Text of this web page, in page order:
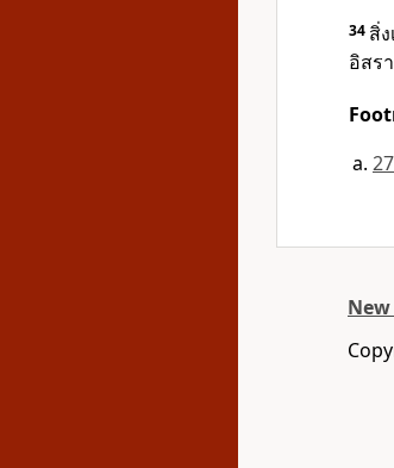
34 สิ่
อิสร